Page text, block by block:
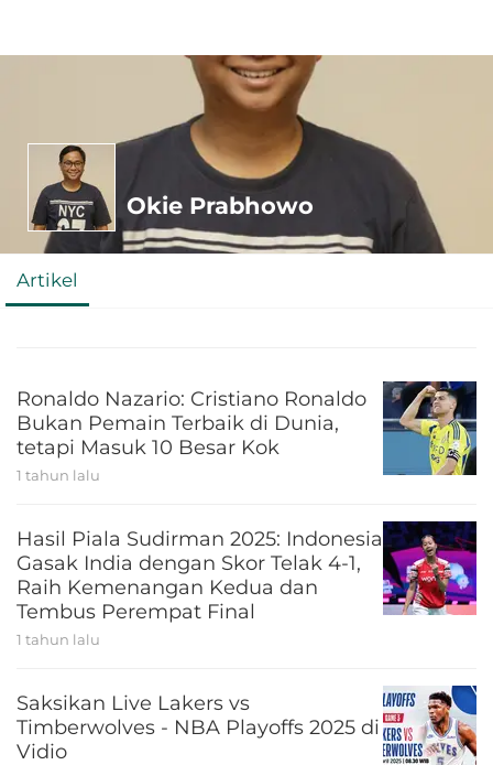
Okie Prabhowo
Artikel
Ronaldo Nazario: Cristiano Ronaldo
Bukan Pemain Terbaik di Dunia,
tetapi Masuk 10 Besar Kok
1 tahun lalu
Hasil Piala Sudirman 2025: Indonesia
Gasak India dengan Skor Telak 4-1,
Raih Kemenangan Kedua dan
Tembus Perempat Final
1 tahun lalu
Saksikan Live Lakers vs
Timberwolves - NBA Playoffs 2025 di
Vidio